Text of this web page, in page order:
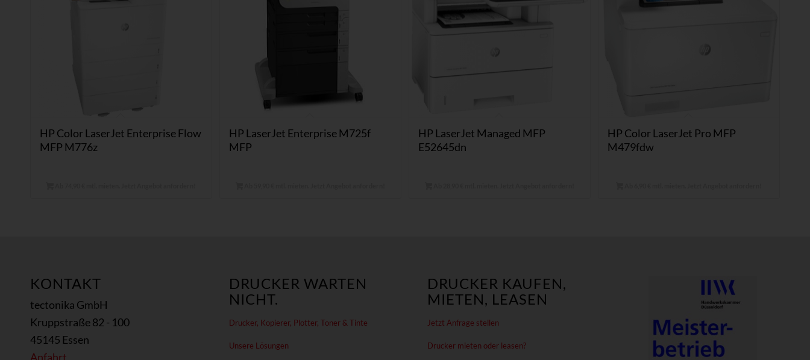
HP Color LaserJet Enterprise Flow
MFP M776z
HP LaserJet Enterprise M725f
MFP
HP LaserJet Managed MFP
E52645dn
HP Color LaserJet Pro MFP
M479fdw
KONTAKT
tectonika GmbH
Kruppstraße 82 - 100
45145 Essen
Anfahrt
DRUCKER WARTEN
NICHT.
Drucker, Kopierer, Plotter, Toner & Tinte
Unsere Lösungen
DRUCKER KAUFEN,
MIETEN, LEASEN
Jetzt Anfrage stellen
Drucker mieten oder leasen?